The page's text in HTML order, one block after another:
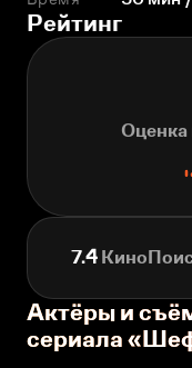
Рейтинг
Оценка
7.4
Актёры и
сериала